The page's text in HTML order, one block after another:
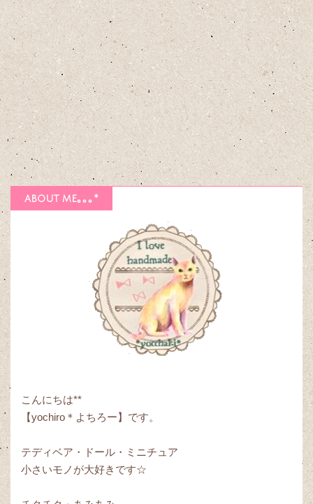
about me｡｡｡*
こんにちは**
【yochiro＊よちろー】です。
テディベア・ドール・ミニチュア
小さいモノが大好きです☆